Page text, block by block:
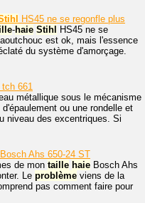
HS45 ne se regonfle plus
-haie Stihl
HS45 ne se
est ok, mais l'essence
du système d'amorçage.
tch 661
métallique sous le mécanisme
d'épaulement ou une rondelle et
niveau des excentriques. Si
Bosch Ahs 650-24 ST
de mon taille haie Bosch Ahs
Le problème viens de la
pas comment faire pour